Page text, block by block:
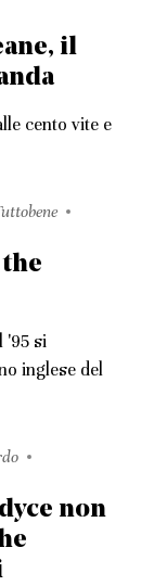
il
cento vite e
the
'95 si
inglese del
non